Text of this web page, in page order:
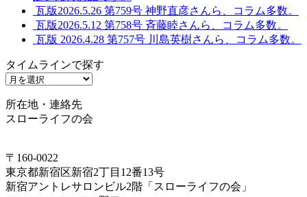
瓦版2026.5.26 第759号 神野直彦さんら、コラム多数。
瓦版2026.5.12 第758号 斉藤睦さんら、コラム多数。
瓦版 2026.4.28 第757号 川島英樹さんら、コラム多数。
タイムラインで探す
タ
ム
ラ
で
探
す
所在地・連絡先
スローライフの会
〒160-0022
東京都新宿区新宿2丁目12番13号
新宿アントレサロンビル2階「スローライフの会」